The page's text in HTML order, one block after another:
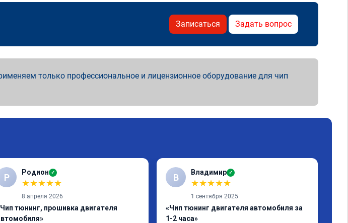
Записаться Задать вопрос
только профессиональное и лицензионное оборудование для чип
Р Родион ✓
★★★★★
8 апреля 2026
тюнинг, прошивка двигателя
В Владимир ✓
★★★★★
1 сентября 2025
«Чип тюнинг двигателя автомобиля за
1-2 часа»